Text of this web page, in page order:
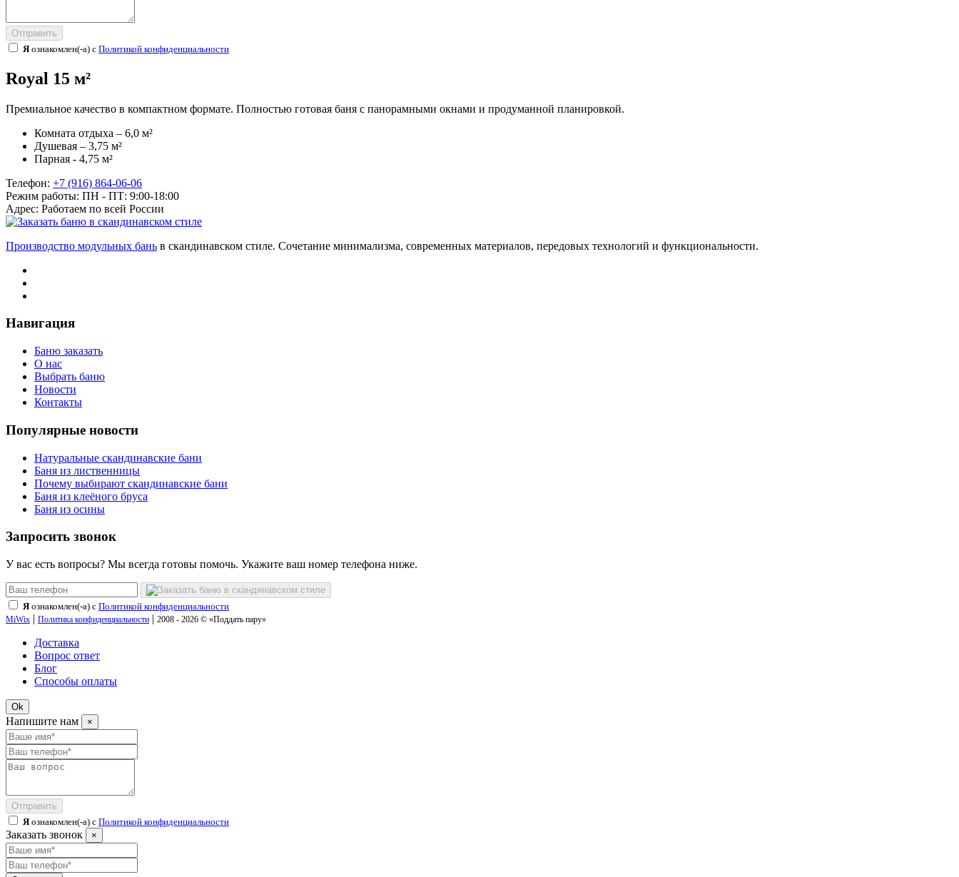
Отправить
Я ознакомлен(-а) с Политикой конфиденциальности
Royal 15 м²
Премиальное качество в компактном формате. Полностью готовая баня с панорамными окнами и продуманной планировкой.
Комната отдыха – 6,0 м²
Душевая – 3,75 м²
Парная - 4,75 м²
Телефон: +7 (916) 864-06-06
Режим работы: ПН - ПТ: 9:00-18:00
Адрес: Работаем по всей России
Производство модульных бань в скандинавском стиле. Сочетание минимализма, современных материалов, передовых технологий и функциональности.
Навигация
Баню заказать
О нас
Выбрать баню
Новости
Контакты
Популярные новости
Натуральные скандинавские бани
Баня из лиственницы
Почему выбирают скандинавские бани
Баня из клеёного бруса
Баня из осины
Запросить звонок
У вас есть вопросы? Мы всегда готовы помочь. Укажите ваш номер телефона ниже.
Я ознакомлен(-а) с Политикой конфиденциальности
MiWix | Политика конфиденциальности | 2008 - 2026 © «Поддать пару»
Доставка
Вопрос ответ
Блог
Способы оплаты
Ok
Напишите нам ×
Отправить
Я ознакомлен(-а) с Политикой конфиденциальности
Заказать звонок ×